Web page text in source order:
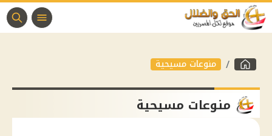
منوعات مسيحية
منوعات مسيحية